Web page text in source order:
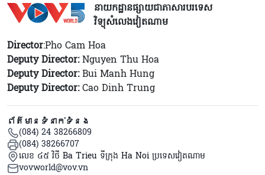
នាយកដ្ឋានផ្សាយជាភាសារបរទេស
វិទ្យុសំលេងវៀតណាម
Director:Pho Cam Hoa
Deputy Director:Nguyen Thu Hoa
Deputy Director:Bui Manh Hung
Deputy Director:Cao Dinh Trung
ព័ត៌មានទំនាក់ទំនង
(084) 24 38266809
(084) 38266707
លេខ ៤៥ វិថី Ba Trieu ទីក្រុង Ha Noi ប្រទេសវៀតណាម
vovworld@vov.vn